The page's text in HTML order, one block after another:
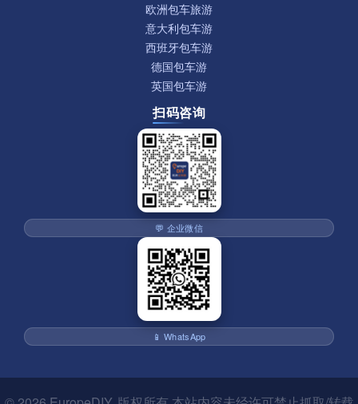
欧洲包车旅游
意大利包车游
西班牙包车游
德国包车游
英国包车游
扫码咨询
💬 企业微信
📱 WhatsApp